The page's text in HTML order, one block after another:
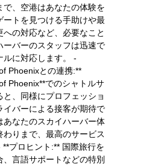
で、空港はあなたの体験を
ートを見つける手助けや最
の対応など、必要なこと
ーバーのスタッフは迅速で
ルに対応します。 -
Phoenixとの連携:**
Phoenix**でのシャトルサ
と、同様にプロフェッショ
イバーによる接客が期待で
あなたのスカイハーバー体
わりまで、最高のサービス
プロヒント:** 国際旅行を
言語サポートなどの特別